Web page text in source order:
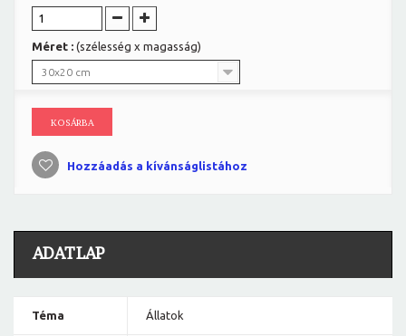
Méret : (szélesség x magasság)
30x20 cm
KOSÁRBA
Hozzáadás a kívánságlistához
ADATLAP
Téma Állatok